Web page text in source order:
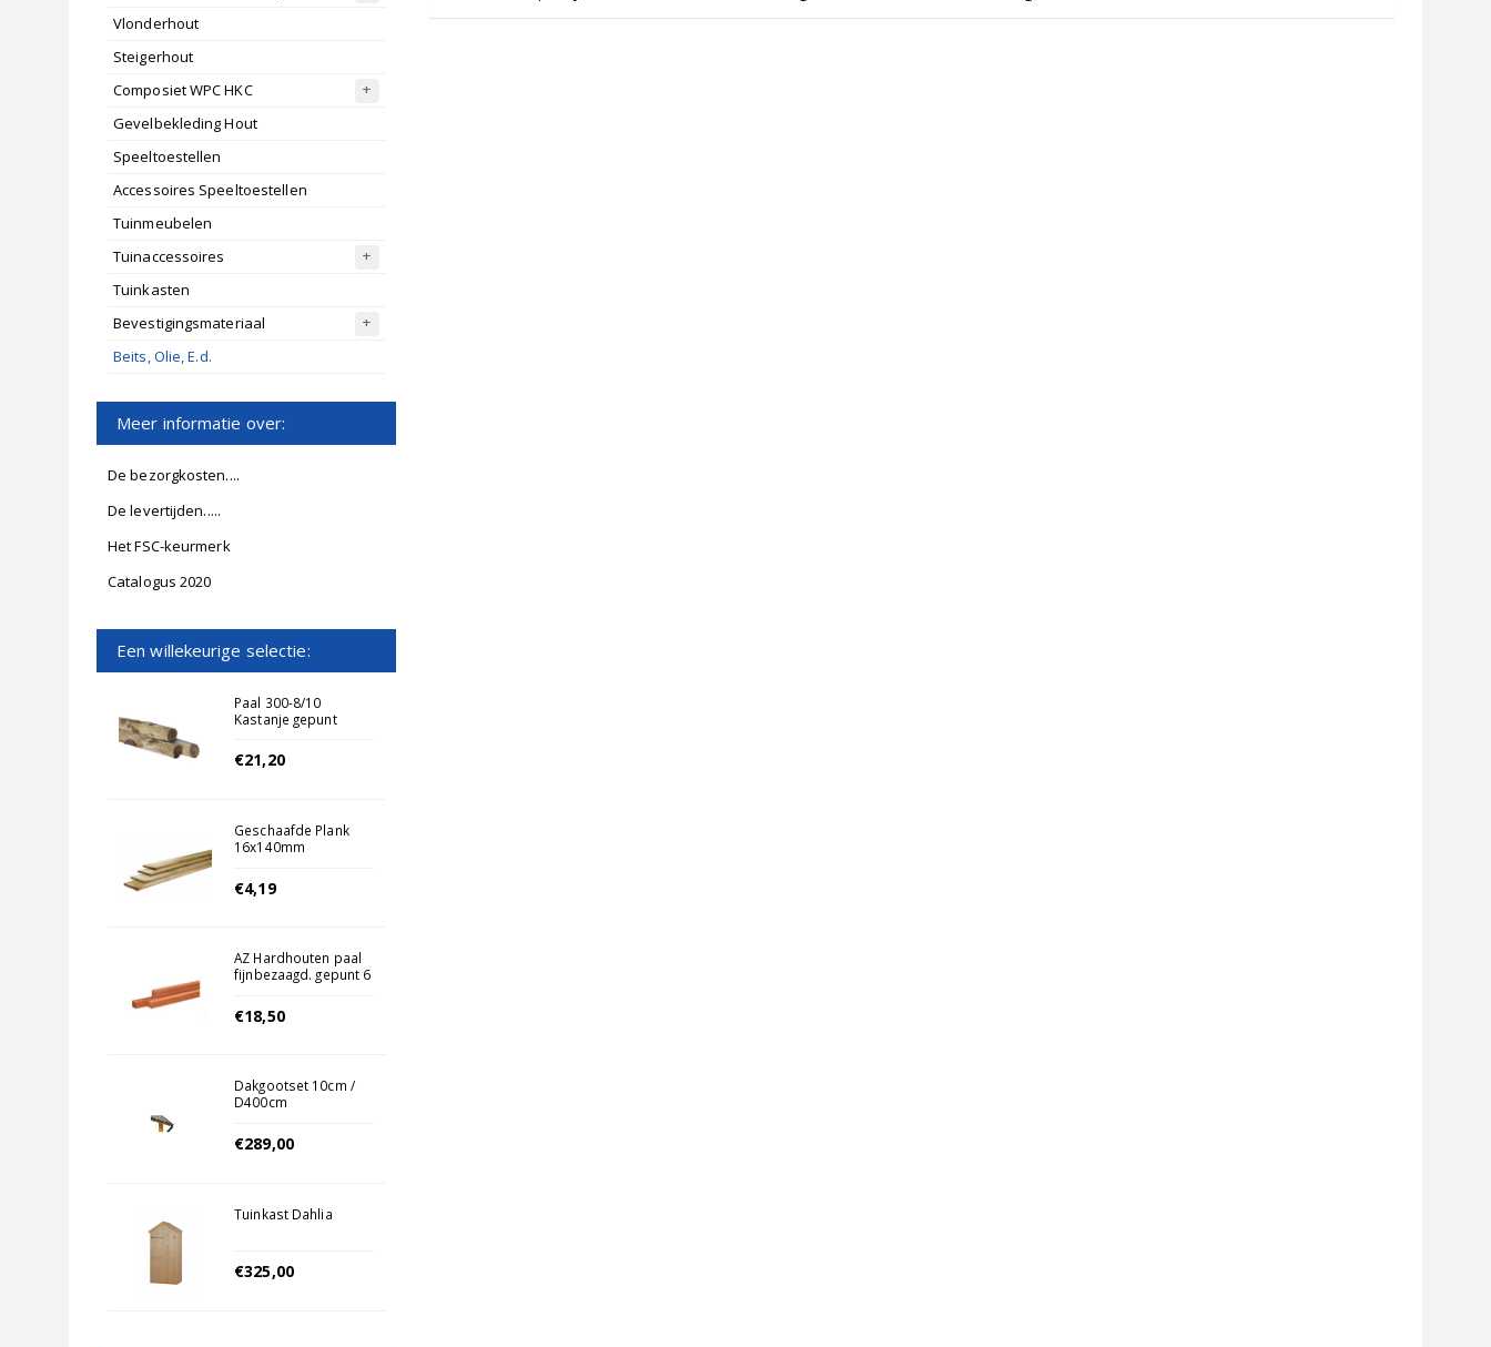
Vlonderhout
Steigerhout
Composiet WPC HKC
Gevelbekleding Hout
Speeltoestellen
Accessoires Speeltoestellen
Tuinmeubelen
Tuinaccessoires
Tuinkasten
Bevestigingsmateriaal
Beits, Olie, E.d.
Meer informatie over:
De bezorgkosten....
De levertijden.....
Het FSC-keurmerk
Catalogus 2020
Een willekeurige selectie:
Paal 300-8/10
Kastanje gepunt
€21,20
Geschaafde Plank
16x140mm
€4,19
AZ Hardhouten paal
fijnbezaagd. gepunt 6
€18,50
Dakgootset 10cm /
D400cm
€289,00
Tuinkast Dahlia
€325,00